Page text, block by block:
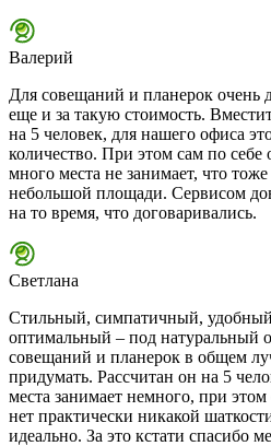
Валерий
Для совещаний и планерок очень
еще и за такую стоимость.
на 5 человек, для нашего офиса
количество. При этом сам по
много места не занимает, что
небольшой площади. Сервисом
на то время, что договаривались.
Светлана
Стильный, симпатичный,
оптимальный – под натуральный
совещаний и планерок в общем
придумать. Рассчитан он на 5
места занимает немного, при
нет практически никакой
идеально. За это кстати спасибо